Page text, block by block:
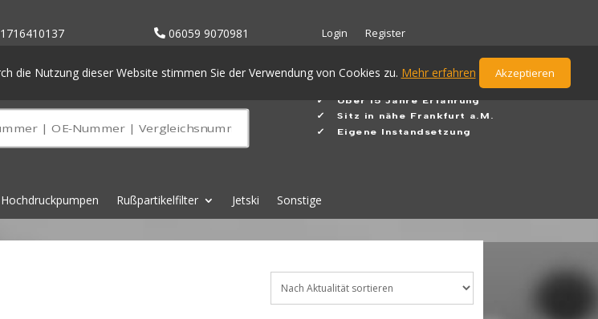
die Nutzung dieser Website stimmen Sie der Verwendung von Cookies zu. Mehr erfahren Akzeptieren
06059 9070981 Login Register
✓ Über 15 Jahre Erfahrung
✓Sitz in nähe Frankfurt a.M.
✓ Eigene Instandsetzung
Hochdruckpumpen Rußpartikelfilter Jetski Sonstige